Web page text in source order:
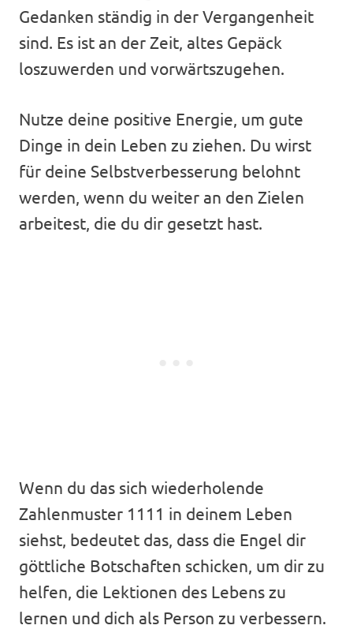
Gedanken ständig in der Vergangenheit
sind. Es ist an der Zeit, altes Gepäck
loszuwerden und vorwärtszugehen.
Nutze deine positive Energie, um gute
Dinge in dein Leben zu ziehen. Du wirst
für deine Selbstverbesserung belohnt
werden, wenn du weiter an den Zielen
arbeitest, die du dir gesetzt hast.
Wenn du das sich wiederholende
Zahlenmuster 1111 in deinem Leben
siehst, bedeutet das, dass die Engel dir
göttliche Botschaften schicken, um dir zu
helfen, die Lektionen des Lebens zu
lernen und dich als Person zu verbessern.